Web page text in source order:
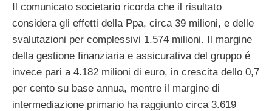
Il comunicato societario ricorda che il risultato
considera gli effetti della Ppa, circa 39 milioni, e delle
svalutazioni per complessivi 1.574 milioni. Il margine
della gestione finanziaria e assicurativa del gruppo é
invece pari a 4.182 milioni di euro, in crescita dello 0,7
per cento su base annua, mentre il margine di
intermediazione primario ha raggiunto circa 3.619